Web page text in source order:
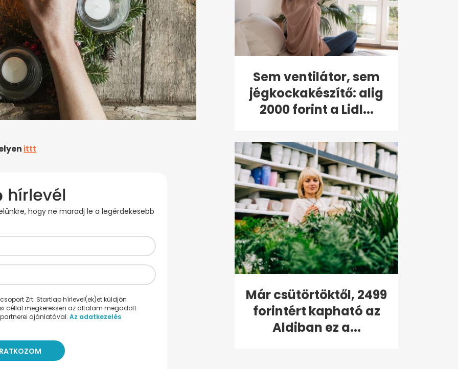
ittt
hogy ne maradj le a legérdekesebb
Zrt. Startlap hírlevel(ek)et küldjön
céllal megkeressen az általam megadott
ajánlatával. Az adatkezelés
Sem ventilátor, sem
jégkockakészítő: alig
2000 forint a Lidl...
Már csütörtöktől, 2499
forintért kapható az
Aldiban ez a...